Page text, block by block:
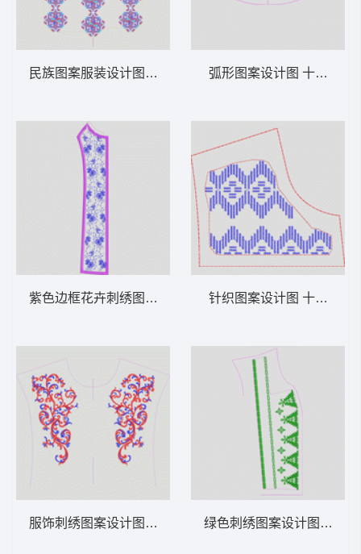
民族图案服装设计图 十字绣几何抽象衣
紫色边框花卉刺绣图案 花条简单
服饰刺绣图案设计图 抽象曲线衣
弧形图案设计图 十字绣条
针织图案设计图 十字绣条
绿色刺绣图案设计图 抽象条